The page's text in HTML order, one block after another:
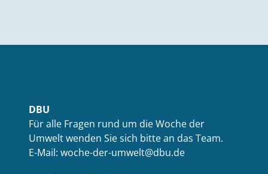
DBU
Für alle Fragen rund um die Woche der
Umwelt wenden Sie sich bitte an das Team.
E-Mail: woche-der-umwelt@dbu.de